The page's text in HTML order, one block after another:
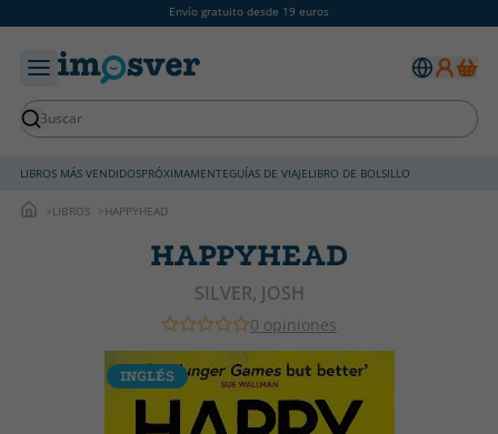
Envío gratuito desde 19 euros
LIBROS MÁS VENDIDOSPRÓXIMAMENTEGUÍAS DE VIAJELIBRO DE BOLSILLO
LIBROS HAPPYHEAD
HAPPYHEAD
SILVER, JOSH
0 opiniones
INGLÉS